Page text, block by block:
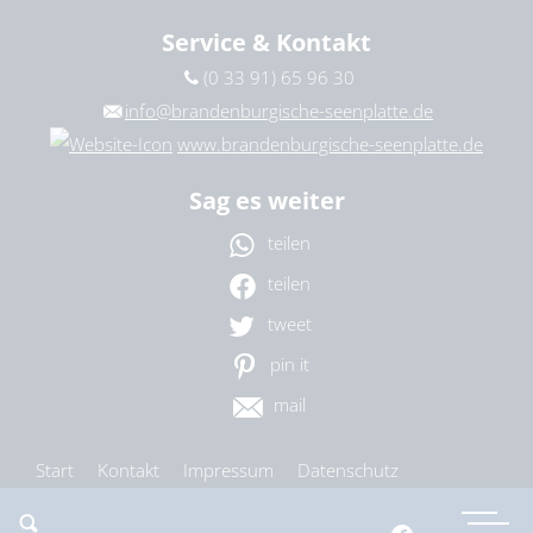
Service & Kontakt
(0 33 91) 65 96 30
info@brandenburgische-seenplatte.de
www.brandenburgische-seenplatte.de
Sag es weiter
teilen
teilen
tweet
pin it
mail
Start Kontakt Impressum
Datenschutz